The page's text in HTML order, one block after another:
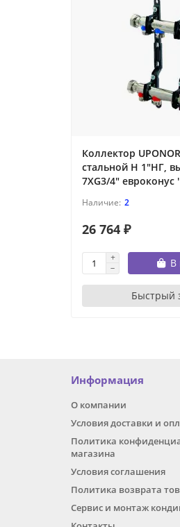
Коллектор
стальной Н 1"НГ,
7XG3/4" евроконус
2
26 764 ₽
В
Быстрый
Информация
О компании
Условия доставки и
Политика
магазина
Условия соглашения
Политика возврата
Сервис и монтаж